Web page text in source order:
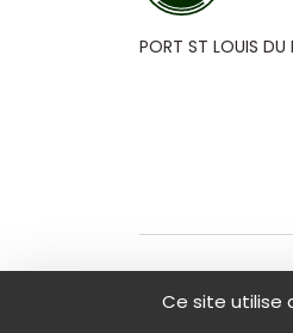
Ce site utilise
PORT ST LOUIS DU